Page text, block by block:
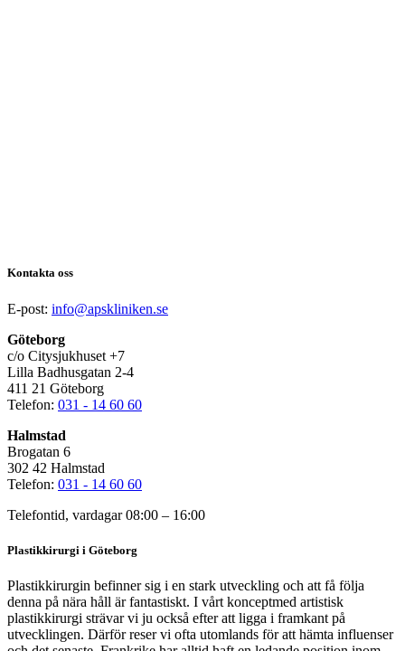
Kontakta oss
E-post: info@apskliniken.se
Göteborg
c/o Citysjukhuset +7
Lilla Badhusgatan 2-4
411 21 Göteborg
Telefon: 031 - 14 60 60
Halmstad
Brogatan 6
302 42 Halmstad
Telefon: 031 - 14 60 60
Telefontid, vardagar 08:00 – 16:00
Plastikkirurgi i Göteborg
Plastikkirurgin befinner sig i en stark utveckling och att få följa
denna på nära håll är fantastiskt. I vårt konceptmed artistisk
plastikkirurgi strävar vi ju också efter att ligga i framkant på
utvecklingen. Därför reser vi ofta utomlands för att hämta influenser